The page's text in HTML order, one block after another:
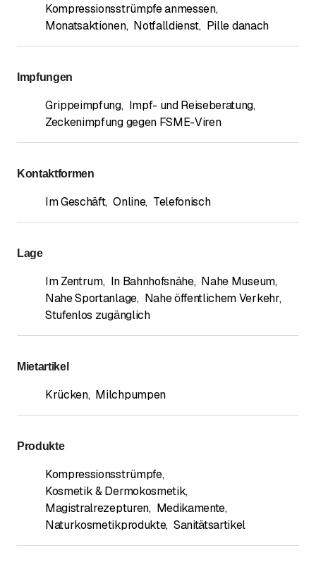
Kompressionsstrümpfe anmessen,
Monatsaktionen, Notfalldienst, Pille danach
Impfungen
Grippeimpfung, Impf- und Reiseberatung,
Zeckenimpfung gegen FSME-Viren
Kontaktformen
Im Geschäft, Online, Telefonisch
Lage
Im Zentrum, In Bahnhofsnähe, Nahe Museum,
Nahe Sportanlage, Nahe öffentlichem Verkehr,
Stufenlos zugänglich
Mietartikel
Krücken, Milchpumpen
Produkte
Kompressionsstrümpfe,
Kosmetik & Dermokosmetik,
Magistralrezepturen, Medikamente,
Naturkosmetikprodukte, Sanitätsartikel